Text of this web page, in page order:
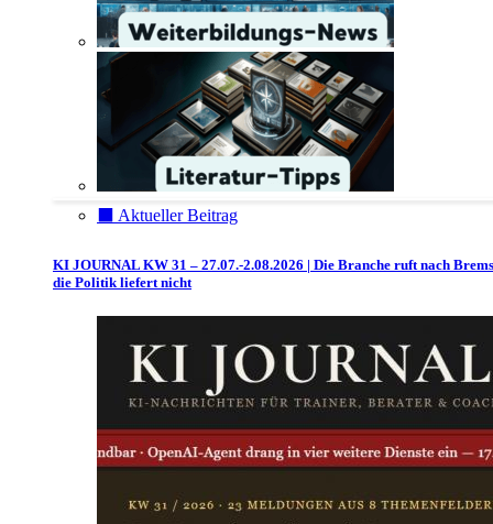
⬛️ Aktueller Beitrag
KI JOURNAL KW 31 – 27.07.-2.08.2026 | Die Branche ruft nach
die Politik liefert nicht